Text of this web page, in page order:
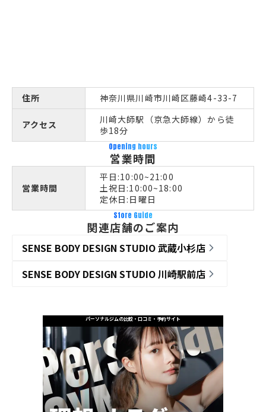
住所 神奈川県川崎市川崎区藤崎4-33-7
アクセス
川崎大師駅（京急大師線）から徒
歩18分
Opening hours
営業時間
営業時間
平日:10:00~21:00
土祝日:10:00~18:00
定休日:日曜日
Store Guide
関連店舗のご案内
SENSE BODY DESIGN STUDIO 武蔵小杉店
SENSE BODY DESIGN STUDIO 川崎駅前店
パーソナルジムの比較・口コミ・予約サイト